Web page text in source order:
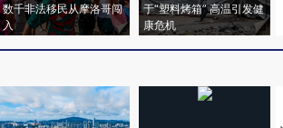
数千非法移民从摩洛哥闯
入
于“塑料烤箱” 高温引发健
康危机